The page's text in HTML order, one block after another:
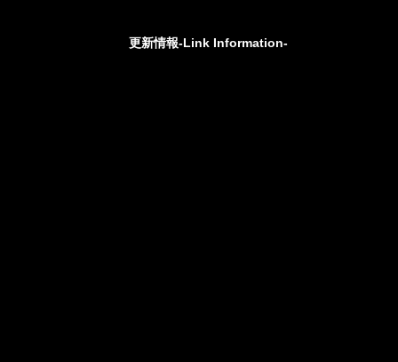
更新情報-Link Information-